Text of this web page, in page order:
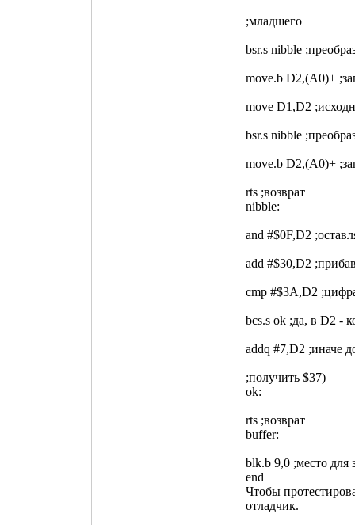
;младшего
bsr.s nibble
move.b D2,(A0)+
move D1,D2
bsr.s nibble
move.b D2,(A0)+
rts ;возврат
nibble:
and #$0F,D2
add #$30,D2
cmp #$3A,D2
bcs.s ok ;да, в D2 -
addq #7,D2 ;иначе
;получить $37)
ok:
rts ;возврат
buffer:
blk.b 9,0 ;место для
end
Чтобы
отладчик.